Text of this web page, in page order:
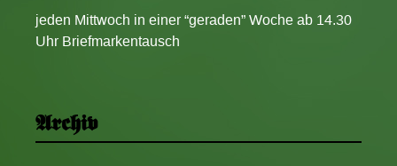
jeden Mittwoch in einer “geraden” Woche ab 14.30
Uhr Briefmarkentausch
Archiv